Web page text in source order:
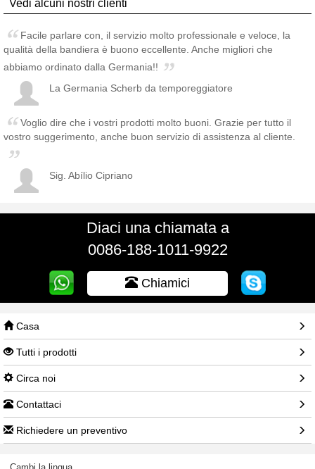
Vedi alcuni nostri clienti
Facile parlare con, il servizio molto professionale e veloce, la
qualità della bandiera è buono eccellente. Anche migliori che
abbiamo ordinato dalla Germania!!
La Germania Scherb da temporeggiatore
Voglio dire che i vostri prodotti molto buoni. Grazie per tutto il
vostro suggerimento, anche buon servizio di assistenza al cliente.
Sig. Abílio Cipriano
Diaci una chiamata a
0086-188-1011-9922
Chiamici
Casa
Tutti i prodotti
Circa noi
Contattaci
Richiedere un preventivo